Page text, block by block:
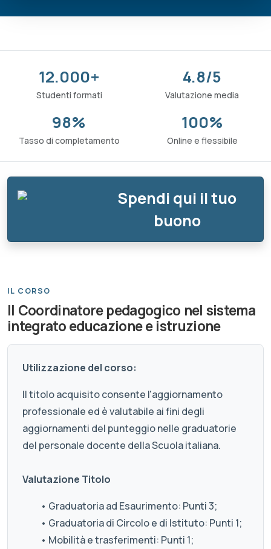
12.000+
Studenti formati
4.8/5
Valutazione media
98%
Tasso di completamento
100%
Online e flessibile
Spendi qui il tuo
buono
IL CORSO
Il Coordinatore pedagogico nel sistema
integrato educazione e istruzione
Utilizzazione del corso:
Il titolo acquisito consente l'aggiornamento
professionale ed è valutabile ai fini degli
aggiornamenti del punteggio nelle graduatorie
del personale docente della Scuola italiana.
Valutazione Titolo
• Graduatoria ad Esaurimento: Punti 3;
• Graduatoria di Circolo e di Istituto: Punti 1;
• Mobilità e trasferimenti: Punti 1;